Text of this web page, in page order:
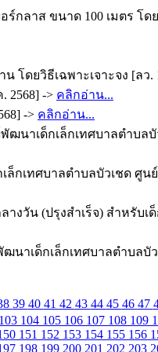
ลาส ขนาด 100 เมตร โดย
โดยวิธีเฉพาะเจาะจง [ลว.
2568] -> คลิกอ่าน...
-> คลิกอ่าน...
าเด็กเล็กเทศบาลตำบลบั
เทศบาลตำบลบัวเชด ศูน
งวัน (ปรุงสำเร็จ) สำหรับ
เด็กเล็กเทศบาลตำบลบั
39 40 41 42 43 44 45 46 47
103 104 105 106 107 108 109
151 152 153 154 155 156
198 199 200 201 202 203